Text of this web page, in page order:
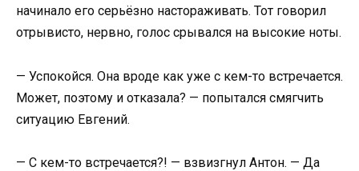
начинало его серьёзно настораживать. Тот говорил
отрывисто, нервно, голос срывался на высокие ноты.
— Успокойся. Она вроде как уже с кем-то встречается.
Может, поэтому и отказала? — попытался смягчить
ситуацию Евгений.
— С кем-то встречается?! — взвизгнул Антон. — Да